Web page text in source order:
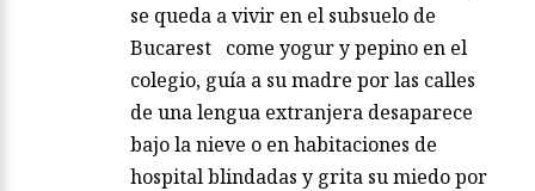
se queda a vivir en el subsuelo de
Bucarest come yogur y pepino en el
colegio, guía a su madre por las calles
de una lengua extranjera desaparece
bajo la nieve o en habitaciones de
hospital blindadas y grita su miedo por